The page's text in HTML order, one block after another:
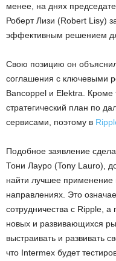
менее, на днях
Роберт Лизи (Robert Lisy)
эффективным решением
Свою позицию он
соглашения с ключевыми
Bancoppel и Elektra. Кроме
стратегический план по
сервисами, поэтому в
Подобное заявление
Тони Лауро (Tony Lauro),
найти лучшее применение
направлениях. Это
сотрудничества с Ripple, а
новых и развивающихся
выстраивать и развивать
что Intermex будет